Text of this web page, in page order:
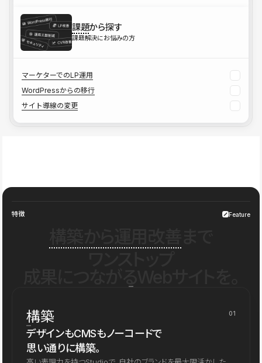
課題から探す
課題解決にお悩みの方
マーケターでのLP運用
WordPressからの移行
サイト導線の変更
特徴 Feature
構築 01
デザインもCMSもノーコードで
思い通りに構築。